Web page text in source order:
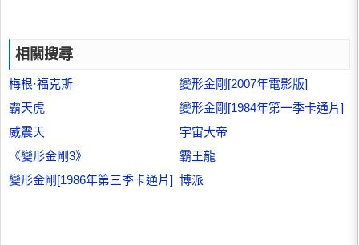
相關搜尋
梅根·福克斯
變形金剛[2007年電影版]
霸天虎
變形金剛[1984年第一季卡通片]
威震天
宇宙大帝
《變形金剛3》
霸王龍
變形金剛[1986年第三季卡通片] 博派